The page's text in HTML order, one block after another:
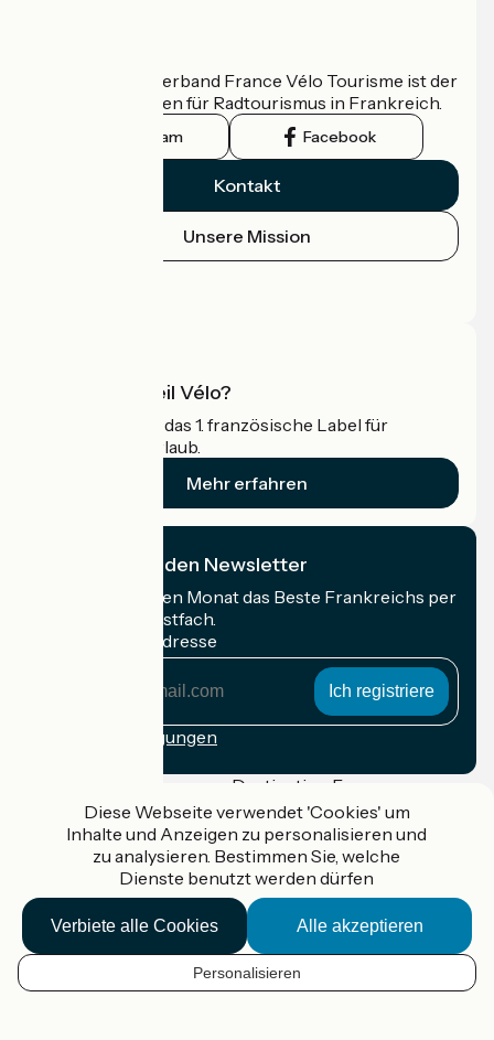
DE
Der nationale Verband France Vélo Tourisme ist der
offizielle Leitfaden für Radtourismus in Frankreich.
Instagram Facebook
Kontakt
Unsere Mission
Was ist Accueil Vélo?
Accueil Vélo ist das 1. französische Label für
Radfahrer im Urlaub.
Mehr erfahren
Ich abonniere den Newsletter
Erhalten Sie jeden Monat das Beste Frankreichs per
Rad in Ihrem Postfach.
Meine E-Mail-Adresse
Anmeldebedingungen
Gefördert im Rahmen von Destination France
Accueil Vélo Pro
Kontakt
Rechtliche Informationen
Kontakt
Privacy policy
Réalisation :StudioJuilletetFrance Vélo Tourisme
Diese Webseite verwendet 'Cookies' um
Inhalte und Anzeigen zu personalisieren und
zu analysieren. Bestimmen Sie, welche
Dienste benutzt werden dürfen
Alle akzeptieren
Verbiete alle Cookies
Personalisieren